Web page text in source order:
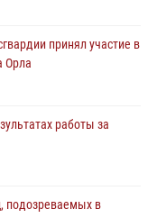
принял участие в
Орла
работы за
подозреваемых в